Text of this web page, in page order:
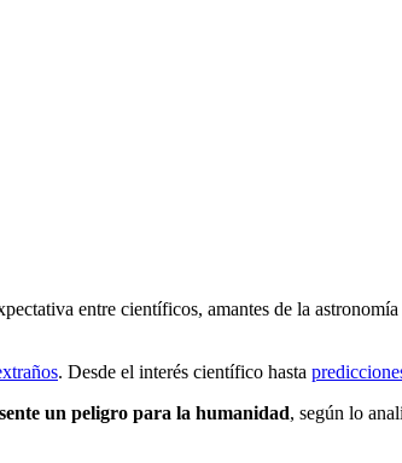
entre científicos, amantes de la
. Desde el interés científico hasta
un peligro para la humanidad, según lo